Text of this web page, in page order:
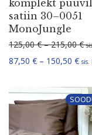
komplekt
satiin 30–0051
MonoJungle
125,00€ – 215,00€
87,50 € – 150,50 € sis.